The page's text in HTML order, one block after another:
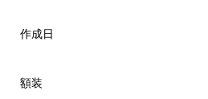
作成日
額装